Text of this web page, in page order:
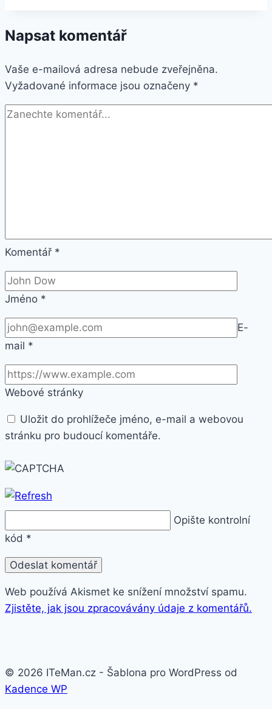
černý
Napsat komentář
Vaše e-mailová adresa nebude zveřejněna.
Vyžadované informace jsou označeny *
Komentář *
Jméno *
E-
mail *
Webové stránky
Uložit do prohlížeče jméno, e-mail a webovou
stránku pro budoucí komentáře.
Opište kontrolní
kód *
Web používá Akismet ke snížení množství spamu.
Zjistěte, jak jsou zpracovávány údaje z komentářů.
© 2026 ITeMan.cz - Šablona pro WordPress od
Kadence WP